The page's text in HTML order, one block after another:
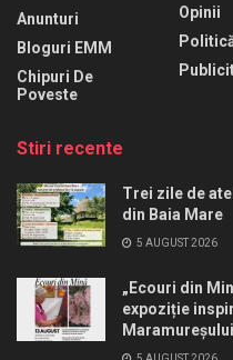
Anunturi
Bloguri EMM
Chipuri De
Poveste
Opinii
Stiri recente
Trei zile de
din Baia Mare
5 AUGUST 2026
„Ecouri din
expoziție
Maramureșului